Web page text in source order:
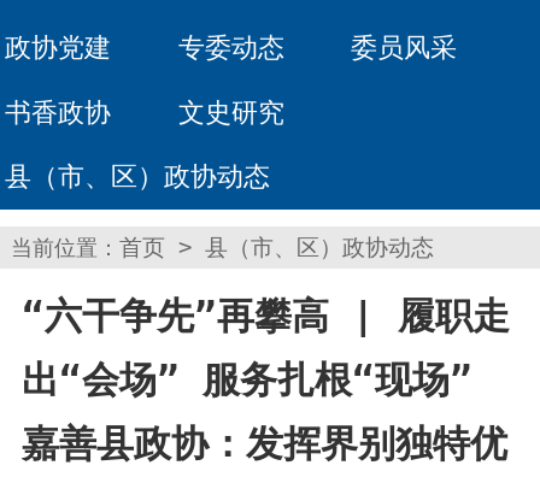
政协党建 专委动态 委员风采
书香政协 文史研究
县（市、区）政协动态
当前位置： 首页 > 县（市、区）政协动态
“六干争先”再攀高 | 履职走
出“会场” 服务扎根“现场”
嘉善县政协：发挥界别独特优